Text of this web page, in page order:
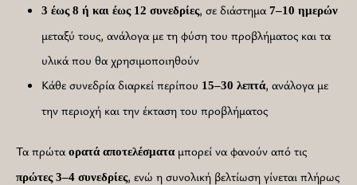
3 έως 8 ή και έως 12 συνεδρίες, σε διάστημα 7–10 ημερών
μεταξύ τους, ανάλογα με τη φύση του προβλήματος και τα
υλικά που θα χρησιμοποιηθούν
Κάθε συνεδρία διαρκεί περίπου 15–30 λεπτά, ανάλογα με
την περιοχή και την έκταση του προβλήματος
Τα πρώτα ορατά αποτελέσματαμπορεί να φανούν από τις
πρώτες 3–4 συνεδρίες, ενώ η συνολική βελτίωση γίνεται πλήρως